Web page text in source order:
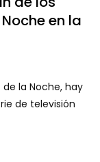
en la
la Noche, hay
de televisión